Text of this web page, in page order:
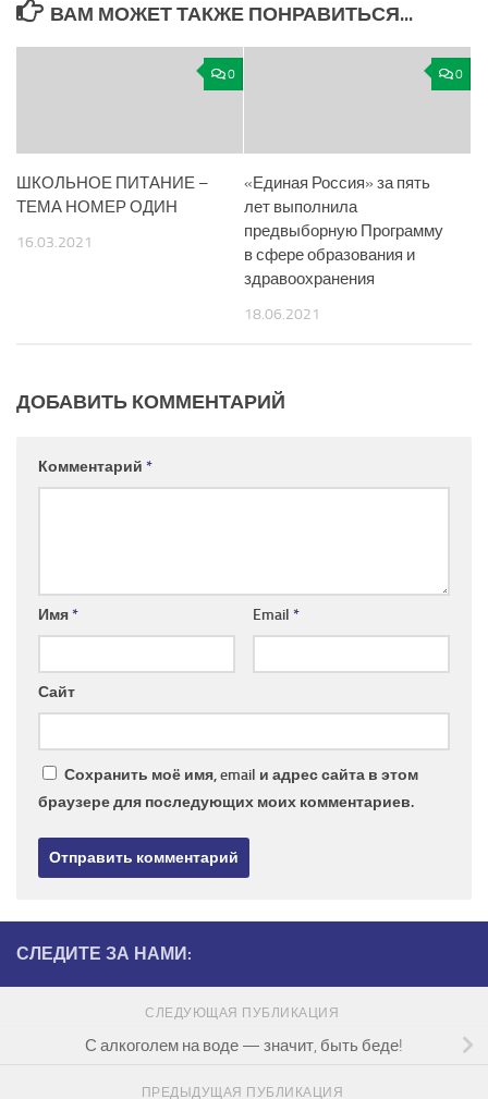
ВАМ МОЖЕТ ТАКЖЕ ПОНРАВИТЬСЯ...
0
ШКОЛЬНОЕ ПИТАНИЕ –
ТЕМА НОМЕР ОДИН
16.03.2021
0
«Единая Россия» за пять
лет выполнила
предвыборную Программу
в сфере образования и
здравоохранения
18.06.2021
ДОБАВИТЬ КОММЕНТАРИЙ
Комментарий *
Имя* Email *
Сайт
Сохранить моё имя, email и адрес сайта в этом
браузере для последующих моих комментариев.
СЛЕДИТЕ ЗА НАМИ:
СЛЕДУЮЩАЯ ПУБЛИКАЦИЯ
С алкоголем на воде — значит, быть беде!
ПРЕДЫДУЩАЯ ПУБЛИКАЦИЯ